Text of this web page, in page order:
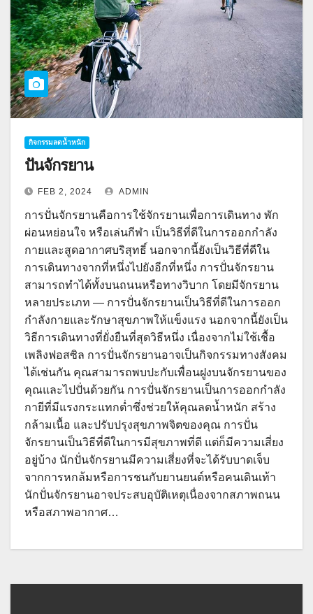
กิจกรรมลดน้ำหนัก
ปั่นจักรยาน
FEB 2, 2024 ADMIN
การปั่นจักรยานคือการใช้จักรยานเพื่อการเดินทาง พัก
ผ่อนหย่อนใจ หรือเล่นกีฬา เป็นวิธีที่ดีในการออกกำลัง
กายและสูดอากาศบริสุทธิ์ นอกจากนี้ยังเป็นวิธีที่ดีใน
การเดินทางจากที่หนึ่งไปยังอีกที่หนึ่ง การปั่นจักรยาน
สามารถทำได้ทั้งบนถนนหรือทางวิบาก โดยมีจักรยาน
หลายประเภท — การปั่นจักรยานเป็นวิธีที่ดีในการออก
กำลังกายและรักษาสุขภาพให้แข็งแรง นอกจากนี้ยังเป็น
วิธีการเดินทางที่ยั่งยืนที่สุดวิธีหนึ่ง เนื่องจากไม่ใช้เชื้อ
เพลิงฟอสซิล การปั่นจักรยานอาจเป็นกิจกรรมทางสังคม
ได้เช่นกัน คุณสามารถพบปะกับเพื่อนฝูงบนจักรยานของ
คุณและไปปั่นด้วยกัน การปั่นจักรยานเป็นการออกกำลัง
กายีที่มีแรงกระแทกต่ำซึ่งช่วยให้คุณลดน้ำหนัก สร้าง
กล้ามเนื้อ และปรับปรุงสุขภาพจิตของคุณ การปั่น
จักรยานเป็นวิธีที่ดีในการมีสุขภาพที่ดี แต่ก็มีความเสี่ยง
อยู่บ้าง นักปั่นจักรยานมีความเสี่ยงที่จะได้รับบาดเจ็บ
จากการหกล้มหรือการชนกับยานยนต์หรือคนเดินเท้า
นักปั่นจักรยานอาจประสบอุบัติเหตุเนื่องจากสภาพถนน
หรือสภาพอากาศ…